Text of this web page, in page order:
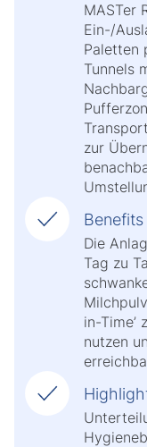
MASTer
Ein-/
Paletten
Tunnels
zur
Benefits
Die
Tag zu
in-Time’
nutzen